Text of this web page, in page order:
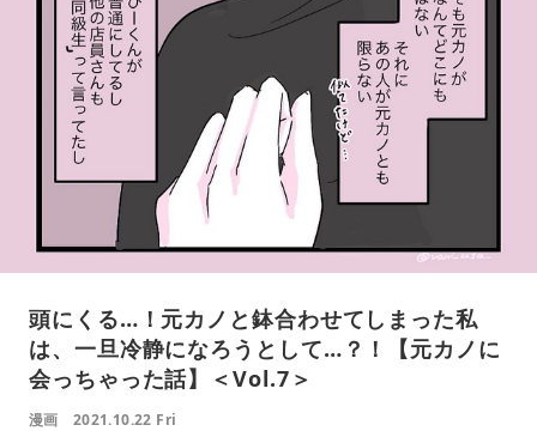
頭にくる…！元カノと鉢合わせてしまった私
は、一旦冷静になろうとして…？！【元カノに
会っちゃった話】＜Vol.7＞
漫画 2021.10.22 Fri